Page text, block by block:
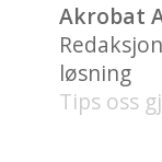
Akrobat
løsning
Tips oss